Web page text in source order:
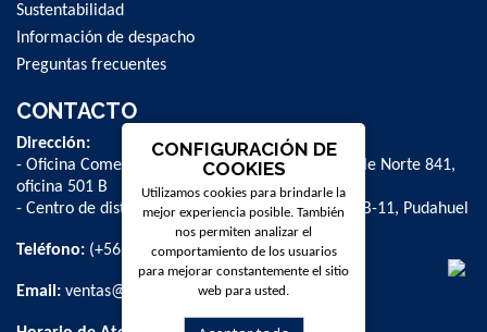
Sustentabilidad
Información de despacho
Preguntas frecuentes
CONTACTO
Dirección:
- Oficina Comercial y administrativa: Avenida Valle Norte 841,
oficina 501 B
- Centro de distribución: La Farfana 500, bodega B-11, Pudahuel
Teléfono: (+56 2) 2 584 8900
Email: ventas@dpschile.cl
CONFIGURACIÓN DE
COOKIES
Utilizamos cookies para brindarle la
mejor experiencia posible. También
nos permiten analizar el
comportamiento de los usuarios
para mejorar constantemente el sitio
web para usted.